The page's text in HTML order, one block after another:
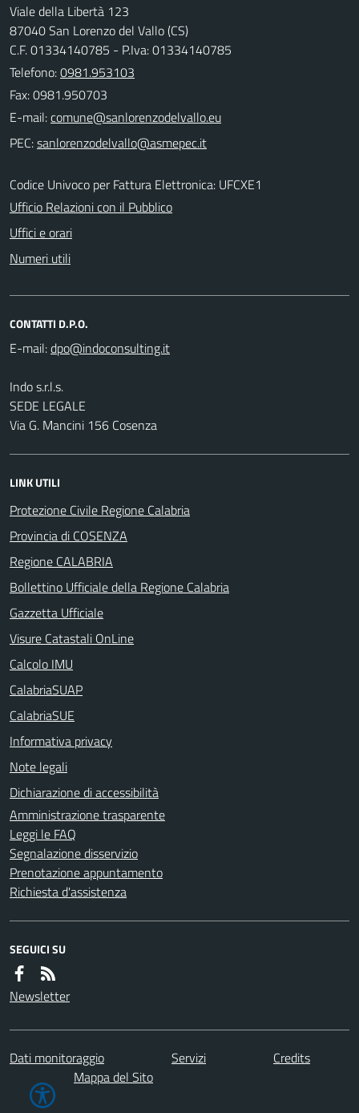
Viale della Libertà 123
87040 San Lorenzo del Vallo (CS)
C.F. 01334140785 - P.Iva: 01334140785
Telefono:0981.953103
Fax: 0981.950703
E-mail:
PEC:
Codice Univoco per Fattura Elettronica: UFCXE1
Ufficio Relazioni con il Pubblico
Uffici e orari
Numeri utili
CONTATTI D.P.O.
E-mail:
Indo s.r.l.s.
SEDE LEGALE
Via G. Mancini 156 Cosenza
LINK UTILI
Protezione Civile Regione Calabria
Provincia di COSENZA
Regione CALABRIA
Bollettino Ufficiale della Regione Calabria
Gazzetta Ufficiale
Visure Catastali OnLine
Calcolo IMU
CalabriaSUAP
CalabriaSUE
Informativa privacy
Note legali
Dichiarazione di accessibilità
Amministrazione trasparente
Leggi le FAQ
Segnalazione disservizio
Prenotazione appuntamento
Richiesta d'assistenza
SEGUICI SU
Newsletter
Dati monitoraggio Servizi
Credits
Mappa del Sito